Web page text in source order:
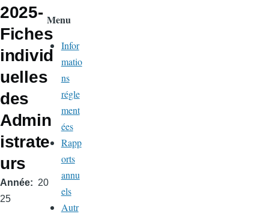
d'Ariane
2025-
Fiches
individ
uelles
des
Admin
istrate
urs
Année
20
25
Menu
Infor
matio
ns
régle
ment
ées
Rapp
orts
annu
els
Autr